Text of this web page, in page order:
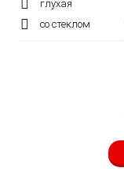
глухая
со стеклом